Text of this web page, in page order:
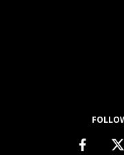
Advertise